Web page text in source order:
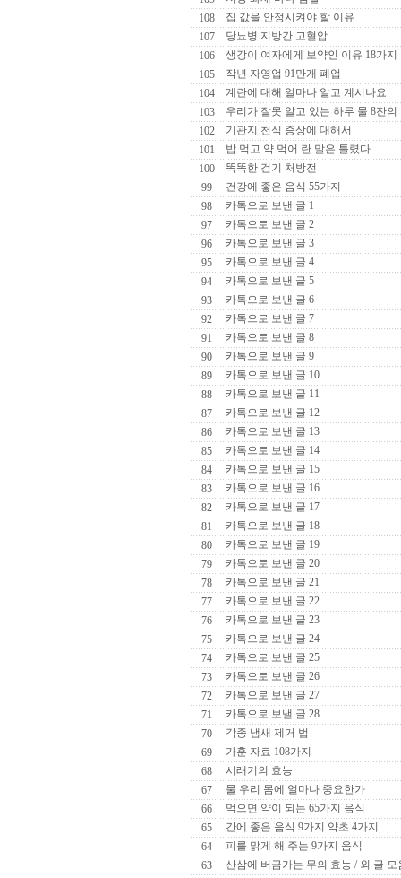
108
집 값을 안정시켜야 할 이유
107
당뇨병 지방간 고혈압
106
생강이 여자에게 보약인 이유 18가지
105
작년 자영업 91만개 폐업
104
계란에 대해 얼마나 알고 계시나요
103
우리가 잘못 알고 있는 하루 물 8잔의
102
기관지 천식 증상에 대해서
101
밥 먹고 약 먹어 란 말은 틀렸다
100
똑똑한 걷기 처방전
99
건강에 좋은 음식 55가지
98
카톡으로 보낸 글 1
97
카톡으로 보낸 글 2
96
카톡으로 보낸 글 3
95
카톡으로 보낸 글 4
94
카톡으로 보낸 글 5
93
카톡으로 보낸 글 6
92
카톡으로 보낸 글 7
91
카톡으로 보낸 글 8
90
카톡으로 보낸 글 9
89
카톡으로 보낸 글 10
88
카톡으로 보낸 글 11
87
카톡으로 보낸 글 12
86
카톡으로 보낸 글 13
85
카톡으로 보낸 글 14
84
카톡으로 보낸 글 15
83
카톡으로 보낸 글 16
82
카톡으로 보낸 글 17
81
카톡으로 보낸 글 18
80
카톡으로 보낸 글 19
79
카톡으로 보낸 글 20
78
카톡으로 보낸 글 21
77
카톡으로 보낸 글 22
76
카톡으로 보낸 글 23
75
카톡으로 보낸 글 24
74
카톡으로 보낸 글 25
73
카톡으로 보낸 글 26
72
카톡으로 보낸 글 27
71
카톡으로 보낼 글 28
70
각종 냄새 제거 법
69
가훈 자료 108가지
68
시래기의 효능
67
물 우리 몸에 얼마나 중요한가
66
먹으면 약이 되는 65가지 음식
65
간에 좋은 음식 9가지 약초 4가지
64
피를 맑게 해 주는 9가지 음식
63
산삼에 버금가는 무의 효능 / 외 글 모